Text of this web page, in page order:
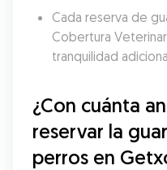
Cada reserva de
Cobertura
tranquilidad
¿Con cuánta
reservar la
perros en